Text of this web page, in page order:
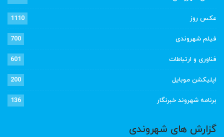
عکس روز 1110
فیلم شهروندی 700
فناوری و ارتباطات 601
اپلیکشن موبایل 200
برنامه شهروند خبرنگار 136
گزارش های شهروندی